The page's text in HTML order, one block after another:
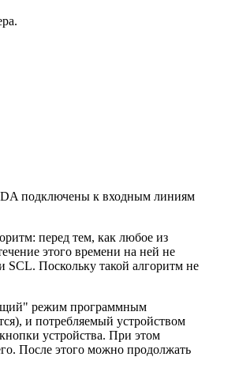
подключены к входным линиям
перед тем, как любое из
этого времени на ней не
SCL. Поскольку такой алгоритм не
режим программным
и потребляемый устройством
устройства. При этом
После этого можно продолжать